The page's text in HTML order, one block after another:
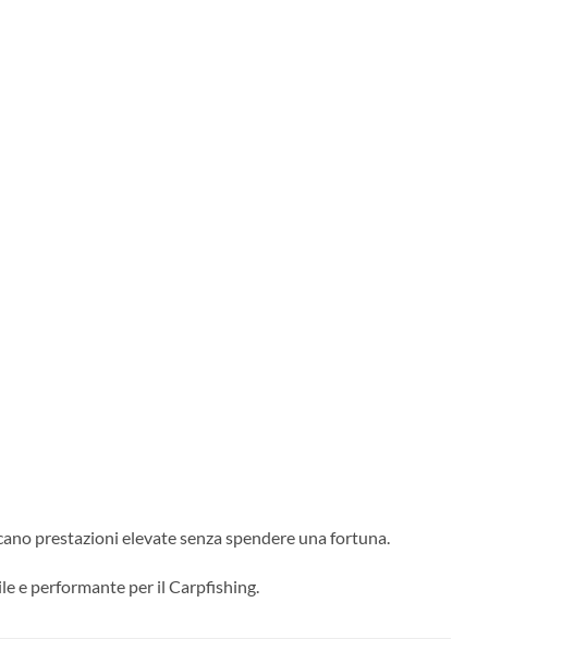
prestazioni elevate senza spendere una fortuna.
e performante per il Carpfishing.